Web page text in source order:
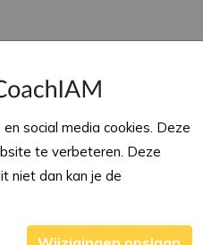
Voor budgetcoaching,
zijn wij de
social media cookies. Deze
te verbeteren. Deze
niet dan kan je de